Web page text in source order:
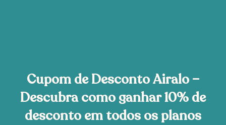
Cupom de Desconto Airalo –
Descubra como ganhar 10% de
desconto em todos os planos